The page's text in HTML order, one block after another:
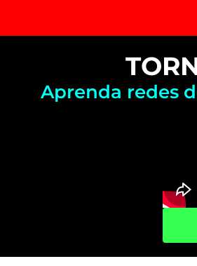
Aprenda redes